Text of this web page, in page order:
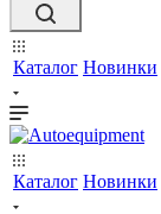
Каталог Новинки
Каталог Новинки